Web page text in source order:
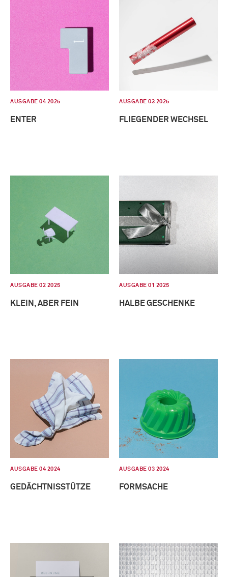
AUSGABE 04 2025
ENTER
AUSGABE 03 2025
FLIEGENDER WECHSEL
AUSGABE 02 2025
KLEIN, ABER FEIN
AUSGABE 01 2025
HALBE GESCHENKE
AUSGABE 04 2024
GEDÄCHTNISSTÜTZE
AUSGABE 03 2024
FORMSACHE